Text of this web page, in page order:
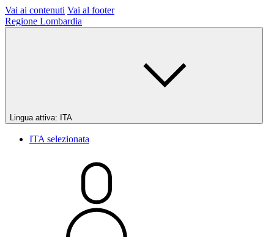
Vai ai contenuti Vai al footer
Regione Lombardia
Lingua attiva: ITA
ITA selezionata